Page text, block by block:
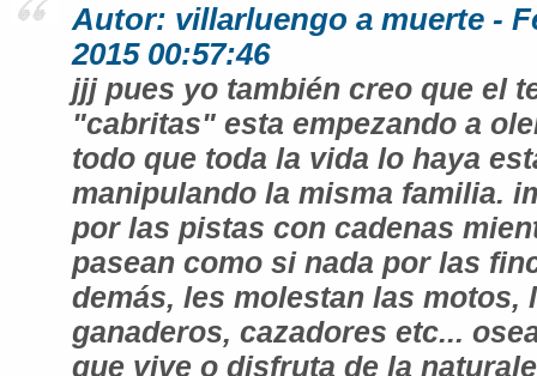
Autor: villarluengo a muerte -
2015 00:57:46
jjj pues yo también creo que el
"cabritas" esta empezando a
todo que toda la vida lo haya
manipulando la misma familia.
por las pistas con cadenas
pasean como si nada por las
demás, les molestan las motos,
ganaderos, cazadores etc...
que vive o disfruta de la